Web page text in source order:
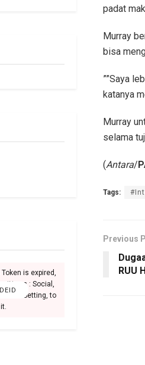
padat
Murray
bisa
””Saya
katanya
Murray
selama
(Antara/
Tags:
Previous
RUU
is expired,
JNews : Social,
Feed Setting, to